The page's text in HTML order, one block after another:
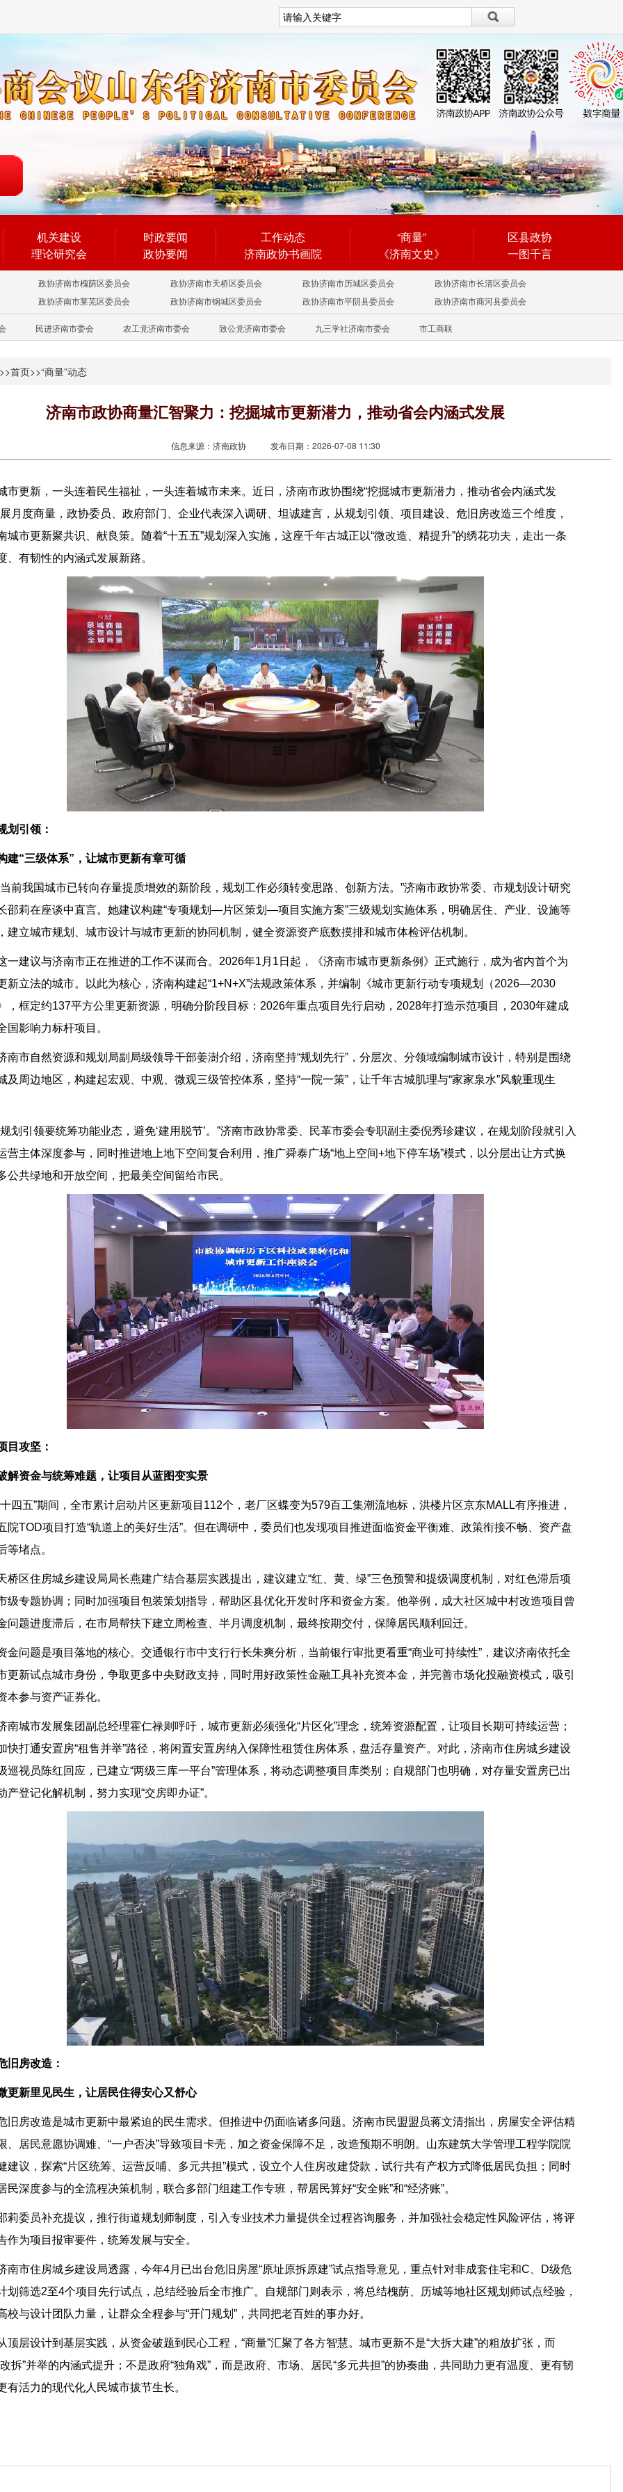
繁體
机关建设
理论研究会
时政要闻
政协要闻
工作动态
济南政协书画院
“商量”
《济南文史》
区县政协
一图千言
政协济南市槐荫区委员会 政协济南市天桥区委员会 政协济南市历城区委员会
政协济南市长清区委员会
政协济南市莱芜区委员会 政协济南市钢城区委员会 政协济南市平阴县委员会 政协济南市商河县委员会
民进济南市委会 农工党济南市委会 致公党济南市委会 九三学社济南市委会 市工商联
首页>>“商量”动态
济南市政协商量汇智聚力：挖掘城市更新潜力，推动省会内涵式发展
信息来源：济南政协 发布日期：2026-07-08 11:30
市更新，一头连着民生福祉，一头连着城市未来。近日，济南市政协围绕“挖掘城市更新潜力，推动省会内涵式发
展月度商量，政协委员、政府部门、企业代表深入调研、坦诚建言，从规划引领、项目建设、危旧房改造三个维度，
城市更新聚共识、献良策。随着“十五五”规划深入实施，这座千年古城正以“微改造、精提升”的绣花功夫，走出一条
、有韧性的内涵式发展新路。
划引领：
建“三级体系”，让城市更新有章可循
当前我国城市已转向存量提质增效的新阶段，规划工作必须转变思路、创新方法。”济南市政协常委、市规划设计研究
邵莉在座谈中直言。她建议构建“专项规划—片区策划—项目实施方案”三级规划实施体系，明确居住、产业、设施等
建立城市规划、城市设计与城市更新的协同机制，健全资源资产底数摸排和城市体检评估机制。
一建议与济南市正在推进的工作不谋而合。2026年1月1日起，《济南市城市更新条例》正式施行，成为省内首个为
新立法的城市。以此为核心，济南构建起“1+N+X”法规政策体系，并编制《城市更新行动专项规划（2026—2030
，框定约137平方公里更新资源，明确分阶段目标：2026年重点项目先行启动，2028年打造示范项目，2030年建成
国影响力标杆项目。
南市自然资源和规划局副局级领导干部姜澍介绍，济南坚持“规划先行”，分层次、分领域编制城市设计，特别是围绕
及周边地区，构建起宏观、中观、微观三级管控体系，坚持“一院一策”，让千年古城肌理与“家家泉水”风貌重现生
规划引领要统筹功能业态，避免‘建用脱节’。”济南市政协常委、民革市委会专职副主委倪秀珍建议，在规划阶段就引入
营主体深度参与，同时推进地上地下空间复合利用，推广舜泰广场“地上空间+地下停车场”模式，以分层出让方式换
公共绿地和开放空间，把最美空间留给市民。
目攻坚：
解资金与统筹难题，让项目从蓝图变实景
十四五”期间，全市累计启动片区更新项目112个，老厂区蝶变为579百工集潮流地标，洪楼片区京东MALL有序推进，
院TOD项目打造“轨道上的美好生活”。但在调研中，委员们也发现项目推进面临资金平衡难、政策衔接不畅、资产盘
等堵点。
桥区住房城乡建设局局长燕建广结合基层实践提出，建议建立“红、黄、绿”三色预警和提级调度机制，对红色滞后项
级专题协调；同时加强项目包装策划指导，帮助区县优化开发时序和资金方案。他举例，成大社区城中村改造项目曾
问题进度滞后，在市局帮扶下建立周检查、半月调度机制，最终按期交付，保障居民顺利回迁。
金问题是项目落地的核心。交通银行市中支行行长朱爽分析，当前银行审批更看重“商业可持续性”，建议济南依托全
更新试点城市身份，争取更多中央财政支持，同时用好政策性金融工具补充资本金，并完善市场化投融资模式，吸引
本参与资产证券化。
南城市发展集团副总经理霍仁禄则呼吁，城市更新必须强化“片区化”理念，统筹资源配置，让项目长期可持续运营；
快打通安置房“租售并举”路径，将闲置安置房纳入保障性租赁住房体系，盘活存量资产。对此，济南市住房城乡建设
巡视员陈红回应，已建立“两级三库一平台”管理体系，将动态调整项目库类别；自规部门也明确，对存量安置房已出
产登记化解机制，努力实现“交房即办证”。
旧房改造：
更新里见民生，让居民住得安心又舒心
旧房改造是城市更新中最紧迫的民生需求。但推进中仍面临诸多问题。济南市民盟盟员蒋文清指出，房屋安全评估精
、居民意愿协调难、“一户否决”导致项目卡壳，加之资金保障不足，改造预期不明朗。山东建筑大学管理工程学院院
建议，探索“片区统筹、运营反哺、多元共担”模式，设立个人住房改建贷款，试行共有产权方式降低居民负担；同时
民深度参与的全流程决策机制，联合多部门组建工作专班，帮居民算好“安全账”和“经济账”。
莉委员补充提议，推行街道规划师制度，引入专业技术力量提供全过程咨询服务，并加强社会稳定性风险评估，将评
作为项目报审要件，统筹发展与安全。
南市住房城乡建设局透露，今年4月已出台危旧房屋“原址原拆原建”试点指导意见，重点针对非成套住宅和C、D级危
划筛选2至4个项目先行试点，总结经验后全市推广。自规部门则表示，将总结槐荫、历城等地社区规划师试点经验，
校与设计团队力量，让群众全程参与“开门规划”，共同把老百姓的事办好。
顶层设计到基层实践，从资金破题到民心工程，“商量”汇聚了各方智慧。城市更新不是“大拆大建”的粗放扩张，而
改拆”并举的内涵式提升；不是政府“独角戏”，而是政府、市场、居民“多元共担”的协奏曲，共同助力更有温度、更有韧
有活力的现代化人民城市拔节生长。